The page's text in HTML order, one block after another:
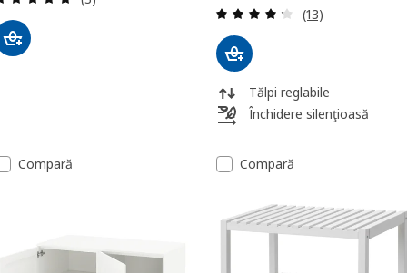
Evaluare: 4.3
(13)
Tălpi reglabile
Închidere silenţioasă
Compară Compară